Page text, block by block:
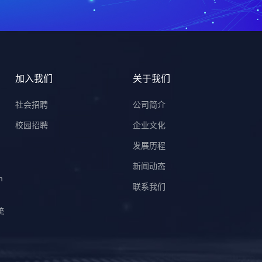
加入我们
社会招聘
校园招聘
关于我们
公司简介
企业文化
发展历程
新闻动态
联系我们